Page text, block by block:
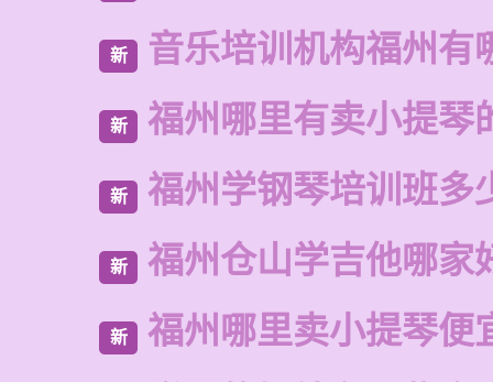
新 音乐培训机构福州有
新 福州哪里有卖小提琴
新 福州学钢琴培训班多
新 福州仓山学吉他哪家
新 福州哪里卖小提琴便